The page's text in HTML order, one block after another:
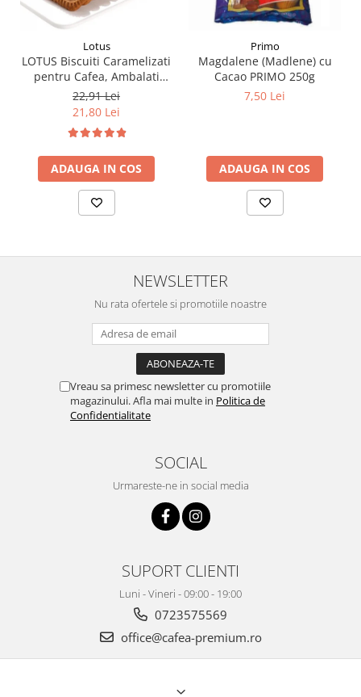
Lotus
LOTUS Biscuiti Caramelizati
pentru Cafea, Ambalati
Individual 50buc 312.5g
22,91 Lei
21,80 Lei
ADAUGA IN COS
Primo
Magdalene (Madlene) cu
Cacao PRIMO 250g
7,50 Lei
ADAUGA IN COS
NEWSLETTER
Nu rata ofertele si promotiile noastre
Vreau sa primesc newsletter cu promotiile
magazinului. Afla mai multe in Politica de
Confidentialitate
SOCIAL
Urmareste-ne in social media
SUPORT CLIENTI
Luni - Vineri - 09:00 - 19:00
0723575569
office@cafea-premium.ro